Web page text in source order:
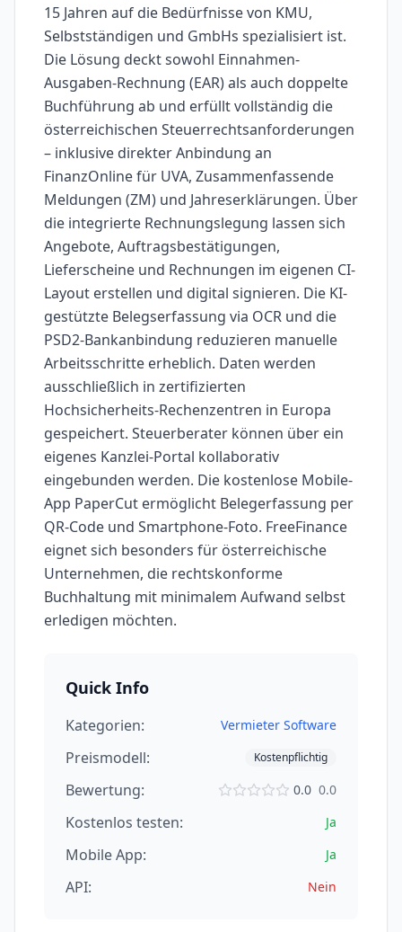
15 Jahren auf die Bedürfnisse von KMU,
Selbstständigen und GmbHs spezialisiert ist.
Die Lösung deckt sowohl Einnahmen-
Ausgaben-Rechnung (EAR) als auch doppelte
Buchführung ab und erfüllt vollständig die
österreichischen Steuerrechtsanforderungen
– inklusive direkter Anbindung an
FinanzOnline für UVA, Zusammenfassende
Meldungen (ZM) und Jahreserklärungen. Über
die integrierte Rechnungslegung lassen sich
Angebote, Auftragsbestätigungen,
Lieferscheine und Rechnungen im eigenen CI-
Layout erstellen und digital signieren. Die KI-
gestützte Belegserfassung via OCR und die
PSD2-Bankanbindung reduzieren manuelle
Arbeitsschritte erheblich. Daten werden
ausschließlich in zertifizierten
Hochsicherheits-Rechenzentren in Europa
gespeichert. Steuerberater können über ein
eigenes Kanzlei-Portal kollaborativ
eingebunden werden. Die kostenlose Mobile-
App PaperCut ermöglicht Belegerfassung per
QR-Code und Smartphone-Foto. FreeFinance
eignet sich besonders für österreichische
Unternehmen, die rechtskonforme
Buchhaltung mit minimalem Aufwand selbst
erledigen möchten.
Quick Info
Kategorien: Vermieter Software
Preismodell: Kostenpflichtig
Bewertung: 0.0 0.0
Kostenlos testen: Ja
Mobile App: Ja
API: Nein